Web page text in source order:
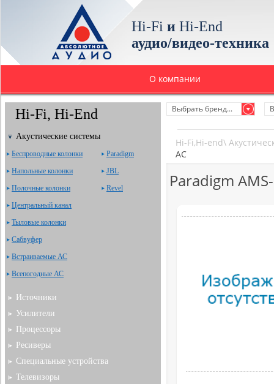
Hi-Fi и Hi-End
аудио/видео-техника
О компании
Выбрать бренд...
Hi-Fi,Hi-end\
АС
Paradigm
Hi-Fi, Hi-End
Акустические системы
Беспроводные колонки
Напольные колонки
Полочные колонки
Центральный канал
Тыловые колонки
Сабвуфер
Встраиваемые АС
Всепогодные АС
Paradigm
JBL
Revel
Источники
Усилители
Процессоры
Ресиверы
Специальные устройства
Телевизоры